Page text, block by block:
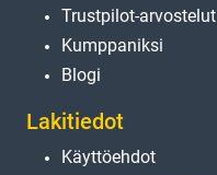
Trustpilot-arvostelut
Kumppaniksi
Blogi
Lakitiedot
Käyttöehdot